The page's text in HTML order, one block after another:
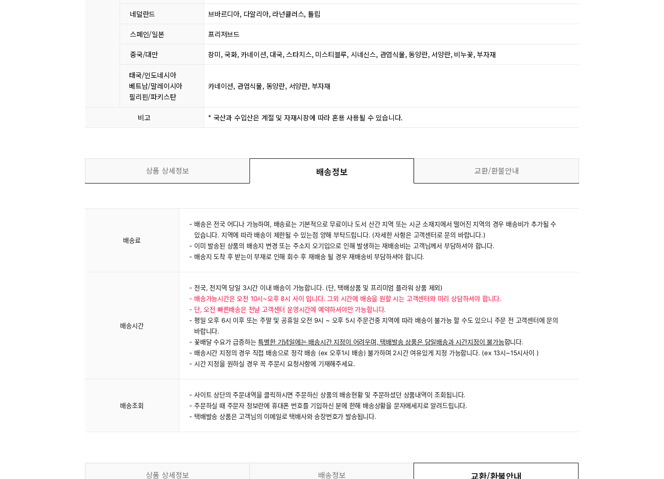
네덜란드 브바르디아, 다알리아, 라넌큘러스, 튤립
스페인/일본 프리저브드
중국/대만 장미, 국화, 카네이션, 대국, 스타치스, 미스티블루, 시네신스, 관엽식물, 동양란, 서양란, 비누꽃, 부자재
태국/인도네시아
베트남/말레이시아
필리핀/파키스탄
카네이션, 관엽식물, 동양란, 서양란, 부자재
비고 * 국산과 수입산은 계절 및 자재시장에 따라 혼용 사용될 수 있습니다.
상품 상세정보 배송정보 교환/환불안내
배송료
배송은 전국 어디나 가능하며, 배송료는 기본적으로 무료이나 도서 산간 지역 또는 시군 소재지에서 떨어진 지역의 경우 배송비가 추가될 수
있습니다. 지역에 따라 배송이 제한될 수 있는점 양해 부탁드립니다. (자세한 사항은 고객센터로 문의 바랍니다.)
이미 발송된 상품의 배송지 변경 또는 주소지 오기입으로 인해 발생하는 재배송비는 고객님께서 부담하셔야 합니다.
배송지 도착 후 받는이 부재로 인해 회수 후 재배송 될 경우 재배송비 부담하셔야 합니다.
배송시간
전국, 전지역 당일 3시간 이내 배송이 가능합니다. (단, 택배상품 및 프리미엄 플라워 상품 제외)
배송가능시간은 오전 10시~오후 8시 사이 입니다. 그외 시간에 배송을 원할 시는 고객센터와 미리 상담하셔야 합니다.
단, 오전 빠른배송은 전날 고객센터 운영시간에 예약하셔야만 가능합니다.
평일 오후 6시 이후 또는 주말 및 공휴일 오전 9시 ~ 오후 5시 주문건중 지역에 따라 배송이 불가능 할 수도 있으니 주문 전 고객센터에 문의
바랍니다.
꽃배달 수요가 급증하는특별한 기념일에는 배송시간 지정이 어려우며, 택배발송 상품은 당일배송과 시간지정이 불가능합니다.
배송시간 지정의 경우 직접 배송으로 정각 배송 (ex 오후1시 배송) 불가하며 2시간 여유있게 지정 가능합니다. (ex 13시~15시사이 )
시간 지정을 원하실 경우 꼭 주문시 요청사항에 기재해주세요.
배송조회
사이트 상단의 주문내역을 클릭하시면 주문하신 상품의 배송현황 및 주문하셨던 상품내역이 조회됩니다.
주문하실 때 주문자 정보란에 휴대폰 번호를 기입하신 분에 한해 배송상황을 문자메세지로 알려드립니다.
택배발송 상품은 고객님의 이메일로 택배사와 송장번호가 발송됩니다.
상품 상세정보 배송정보 교환/환불안내